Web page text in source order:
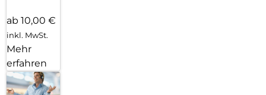
ab 10,00 €
inkl. MwSt.
Mehr
erfahren